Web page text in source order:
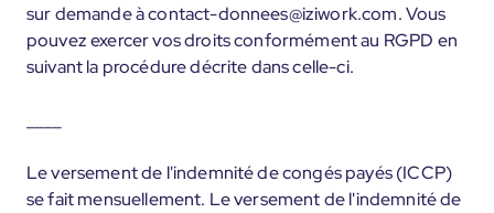
sur demande à contact-donnees@iziwork.com. Vous
pouvez exercer vos droits conformément au RGPD en
suivant la procédure décrite dans celle-ci.
Le versement de l'indemnité de congés payés (ICCP)
se fait mensuellement. Le versement de l'indemnité de